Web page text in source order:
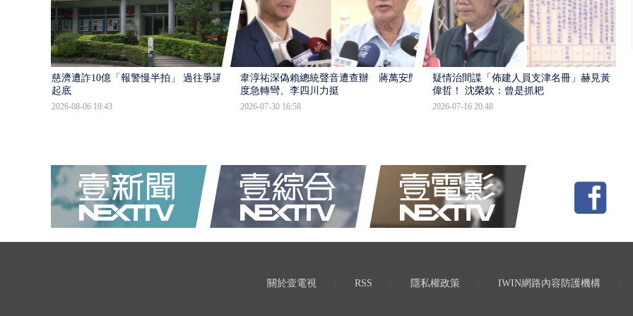
慈濟遭詐10億「報警慢半拍」 過往爭議遭
起底
2026-08-06 19:43
韋淳祐深偽賴總統聲音遭查辦 蔣萬安態
度急轉彎、李四川力挺
2026-07-30 16:58
疑情治間諜「佈建人員支津名冊」赫見黃
偉哲！ 沈榮欽：曾是抓耙
2026-07-16 20:48
關於壹電視 RSS 隱私權政策 IWIN網路內容防護機構